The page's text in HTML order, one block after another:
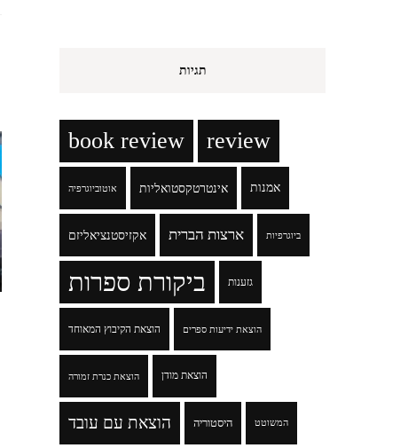
תגיות
book review review
אוטוביוגרפיה אינטרטקסטואליות אמנות
אקזיסטנציאליזם ארצות הברית ביוגרפיות
ביקורת ספרות גזענות
הוצאת הקיבוץ המאוחד הוצאת ידיעות ספרים
הוצאת כנרת זמורה הוצאת מודן
הוצאת עם עובד היסטוריה המשוטט